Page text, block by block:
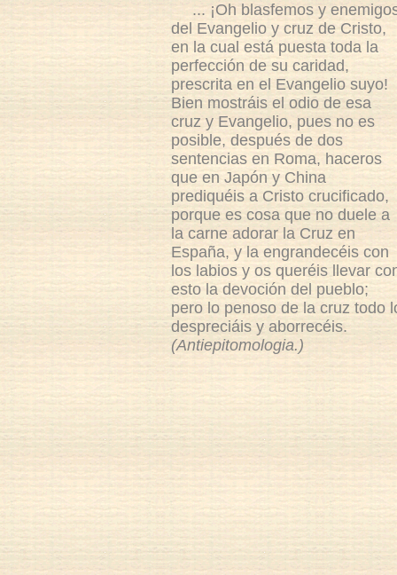
... ¡Oh blasfemos y
del Evangelio y cruz de Cristo,
en la cual está puesta toda la
perfección de su caridad,
prescrita en el Evangelio suyo!
Bien mostráis el odio de esa
cruz y Evangelio, pues no es
posible, después de dos
sentencias en Roma, haceros
que en Japón y China
prediquéis a Cristo crucificado,
porque es cosa que no duele a
la carne adorar la Cruz en
España, y la engrandecéis con
los labios y os queréis llevar
esto la devoción del pueblo;
pero lo penoso de la cruz todo
despreciáis y aborrecéis.
(Antiepitomologia.)